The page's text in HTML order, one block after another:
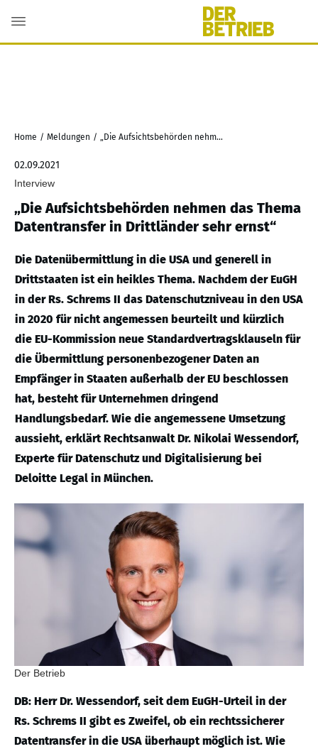
Home / Meldungen / „Die Aufsichtsbehörden nehmen das Thema Datentransfer in Drittländer sehr ernst“
02.09.2021
Interview
„Die Aufsichtsbehörden nehmen das Thema
Datentransfer in Drittländer sehr ernst“
Die Datenübermittlung in die USA und generell in
Drittstaaten ist ein heikles Thema. Nachdem der EuGH
in der Rs. Schrems II das Datenschutzniveau in den USA
in 2020 für nicht angemessen beurteilt und kürzlich
die EU-Kommission neue Standardvertragsklauseln für
die Übermittlung personenbezogener Daten an
Empfänger in Staaten außerhalb der EU beschlossen
hat, besteht für Unternehmen dringend
Handlungsbedarf. Wie die angemessene Umsetzung
aussieht, erklärt Rechtsanwalt Dr. Nikolai Wessendorf,
Experte für Datenschutz und Digitalisierung bei
Deloitte Legal in München.
Der Betrieb
DB: Herr Dr. Wessendorf, seit dem EuGH-Urteil in der
Rs. Schrems II gibt es Zweifel, ob ein rechtssicherer
Datentransfer in die USA überhaupt möglich ist. Wie